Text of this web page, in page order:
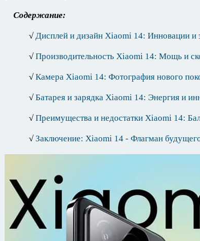
Содержание:
√Дисплей и дизайн Xiaomi 14: Инновации и
√Производительность Xiaomi 14: Мощь и
√Камера Xiaomi 14: Фотография нового
√Батарея и зарядка Xiaomi 14: Энергия и
√Преимущества и недостатки Xiaomi 14:
√Заключение: Xiaomi 14 - Флагман